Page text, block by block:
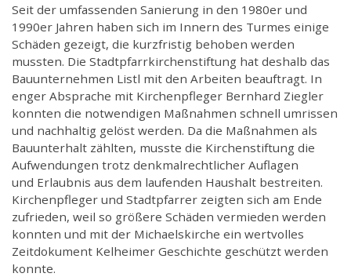
Seit der umfassenden Sanierung in den 1980er und
1990er Jahren haben sich im Innern des Turmes einige
Schäden gezeigt, die kurzfristig behoben werden
mussten. Die Stadtpfarrkirchenstiftung hat deshalb das
Bauunternehmen Listl mit den Arbeiten beauftragt. In
enger Absprache mit Kirchenpfleger Bernhard Ziegler
konnten die notwendigen Maßnahmen schnell umrissen
und nachhaltig gelöst werden. Da die Maßnahmen als
Bauunterhalt zählten, musste die Kirchenstiftung die
Aufwendungen trotz denkmalrechtlicher Auflagen
und Erlaubnis aus dem laufenden Haushalt bestreiten.
Kirchenpfleger und Stadtpfarrer zeigten sich am Ende
zufrieden, weil so größere Schäden vermieden werden
konnten und mit der Michaelskirche ein wertvolles
Zeitdokument Kelheimer Geschichte geschützt werden
konnte.